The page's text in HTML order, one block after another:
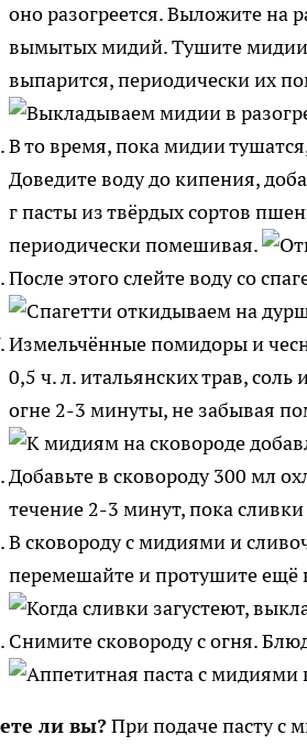
оно разогреется. Выложите на
вымытых мидий. Тушите мидии
выпарится, периодически их
В то время, пока мидии
Доведите воду до кипения,
г пасты из твёрдых сортов
периодически помешивая.
После этого слейте воду со
Измельчённые помидоры и
0,5 ч. л. итальянских трав,
огне 2-3 минуты, не забывая
Добавьте в сковороду 300 мл
течение 2-3 минут, пока сливки
В сковороду с мидиями и
перемешайте и протушите ещё
Снимите сковороду с огня.
ли вы?При подаче пасту с